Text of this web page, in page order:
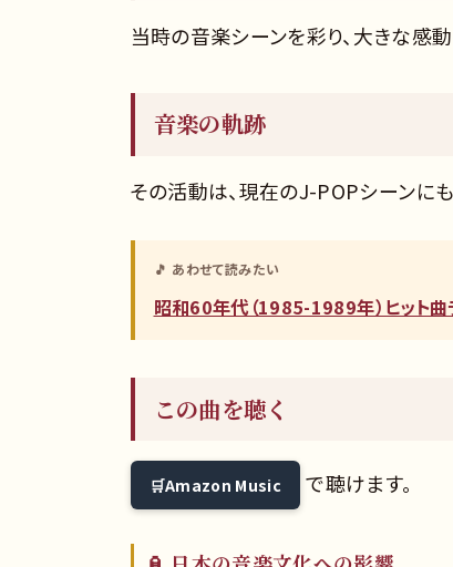
当時の音楽シーンを彩り、大きな感動
音楽の軌跡
その活動は、現在のJ-POPシーンに
🎵 あわせて読みたい
昭和60年代（1985-1989年）ヒット
この曲を聴く
Amazon Music で聴けます。